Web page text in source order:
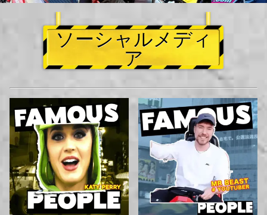
ソーシャルメディ
ア